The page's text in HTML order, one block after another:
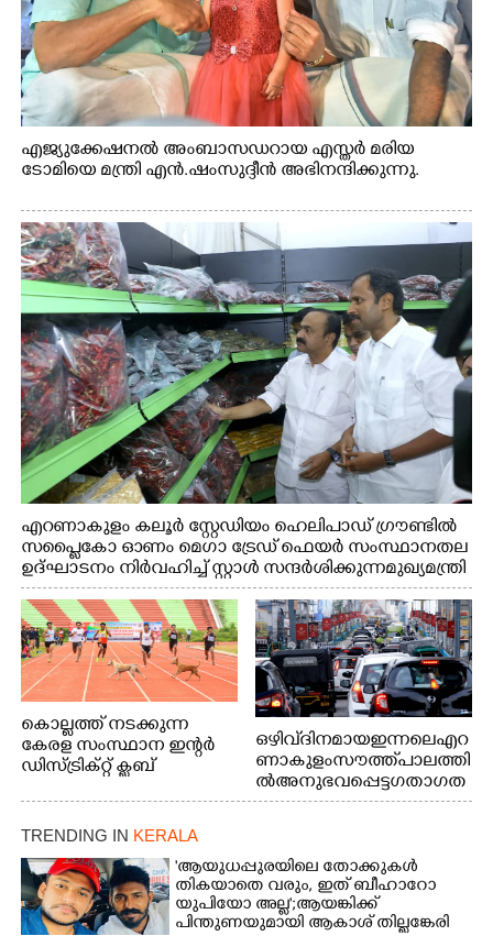
എജ്യുക്കേഷനൽ അംബാസഡറായ എസ്തർ മരിയ
ടോമിയെ മന്ത്രി എൻ.ഷംസുദ്ദീൻ അഭിനന്ദിക്കുന്നു.
എറണാകുളം കലൂർ സ്റ്റേഡിയം ഹെലിപാഡ് ഗ്രൗണ്ടിൽ
സപ്ളൈകോ ഓണം മെഗാ ട്രേഡ് ഫെയർ സംസ്ഥാനതല
ഉദ്ഘാടനം നിർവഹിച്ച് സ്റ്റാൾ സന്ദർശിക്കുന്ന മുഖ്യമന്ത്രി
വി.ഡി. സതീശൻ. മന്ത്രി അനൂപ് ജേക്കബ് സമീപം
കൊല്ലത്ത് നടക്കുന്ന
കേരള സംസ്ഥാന ഇന്റർ
ഡിസ്ട്രിക്റ്റ് ക്ലബ്
ചാമ്പ്യൻഷിപ്പിൽ അണ്ടർ
20 ആൺകുട്ടികളുടെ 200
മത്സരത്തിനിടെ സിന്തറ്റിക്
ട്രാക്കിന് കുറുകെ ഓടുന്ന
നായകൾ.
ഒഴിവ് ദിനമായ ഇന്നലെ എറ
ണാകുളം സൗത്ത് പാലത്തി
ൽ അനുഭവപ്പെട്ട ഗതാഗത
ക്കുരുക്ക്
TRENDING IN KERALA
'ആയുധപ്പുരയിലെ തോക്കുകൾ
തികയാതെ വരും, ഇത് ബീഹാറോ
യുപിയോ അല്ല';ആയങ്കിക്ക്
പിന്തുണയുമായി ആകാശ് തില്ലങ്കേരി